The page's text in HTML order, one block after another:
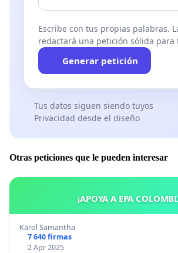
Escribe con tus propias palabras.
redactará una petición sólida para
Generar petición
Tus datos siguen siendo tuyos
Privacidad desde el diseño
Otras peticiones que le pueden interesar
¡APOYA A EPA
Karol Samantha
7 640 firmas
2 Apr 2025